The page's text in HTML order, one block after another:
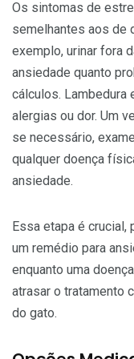
Os sintomas de
semelhantes aos de
exemplo, urinar fora
ansiedade quanto
cálculos. Lambedura
alergias ou dor. Um
se necessário,
qualquer doença
ansiedade.
Essa etapa é crucial,
um remédio para
enquanto uma
atrasar o tratamento
do gato.